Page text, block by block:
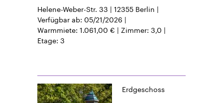
Helene-Weber-Str. 33 12355 Berlin
Verfügbar ab 05/21/2026
Warmmiete 1.061,00 € Zimmer 3,0
Etage 3
Erdgeschoss